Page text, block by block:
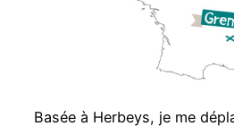
Basée à Herbeys, je me